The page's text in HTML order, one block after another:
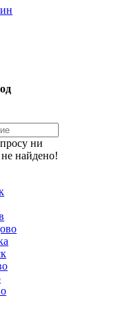
ни
найдено!